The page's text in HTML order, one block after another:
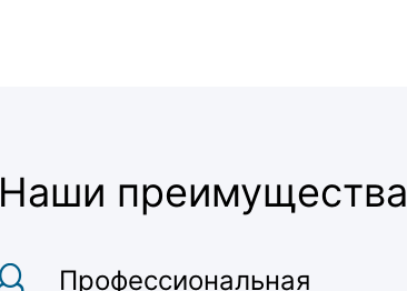
Наши преимущества
Профессиональная